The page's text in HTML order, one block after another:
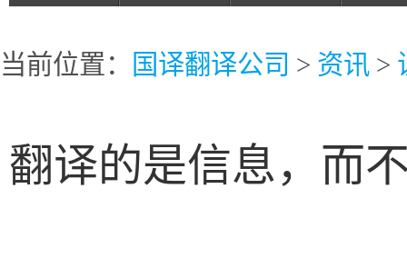
当前位置： 国译翻译公司 > 资讯 >
翻译的是信息，而